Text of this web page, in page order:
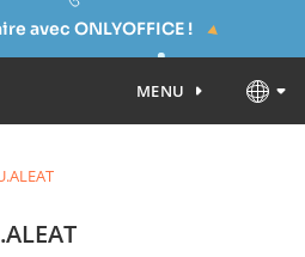
avec ONLYOFFICE !
MENU